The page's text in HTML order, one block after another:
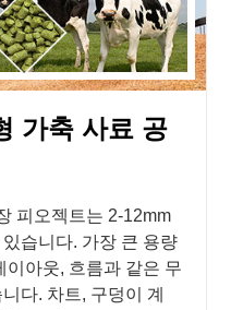
가축 사료 공
피오젝트는 2-12mm
습니다. 가장 큰 용량
이아웃, 흐름과 같은 무
다. 차트, 구덩이 계